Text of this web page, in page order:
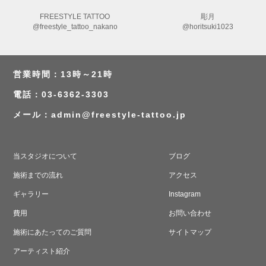
FREESTYLE TATTOO
@freestyle_tattoo_nakano
彫月
@horitsuki1023
営業時間：13時～21時
電話：03-6362-3303
メール：admin@freestyle-tattoo.jp
当スタジオについて ブログ
施術までの流れ アクセス
ギャラリー Instagram
費用 お問い合わせ
施術にあたってのご質問 サイトマップ
アーティスト紹介